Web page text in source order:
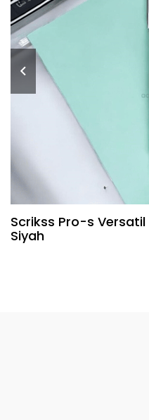
Scrikss Pro-s Versatil
Siyah